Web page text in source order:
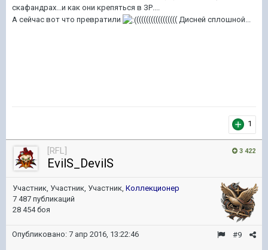
скафандрах...и как они крепяться в ЗР....
А сейчас вот что превратили
((((((((((((((((( Дисней сплошной...
1
3 422
[RFL]
EvilS_DevilS
Участник, Участник, Участник, Коллекционер
7 487 публикаций
28 454 боя
#9
Опубликовано: 7 апр 2016, 13:22:46